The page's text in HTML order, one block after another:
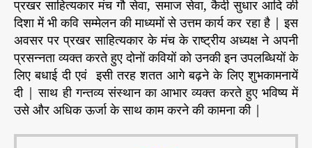
र्मा
हु
ए
स
म्मा
नि
प्रखर साहित्यकार मंच गौ सेवा, समाज सेवा, कैदी सुधार आदि की
दिशा में भी कवि सम्मेलन की माध्यमों से उत्तम कार्य कर रहा है | इस
अवसर पर प्रखर साहित्यकार के मंच के राष्ट्रीय अध्यक्ष ने अपनी
प्रसन्नता व्यक्त करते हुए दोनों कवियों को उनकी इन उपलब्धियों के
लिए बधाई दी एवं इसी तरह शतत आगे बढ़ने के लिए शुभकामनायें
दी | साथ ही गन्तव्य संस्थान का आभार व्यक्त करते हुए भविष्य में
उसे और अधिक ऊर्जा के साथ काम करने की कामना की |